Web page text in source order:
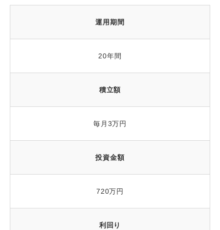
運用期間
20年間
積立額
毎月3万円
投資金額
720万円
利回り